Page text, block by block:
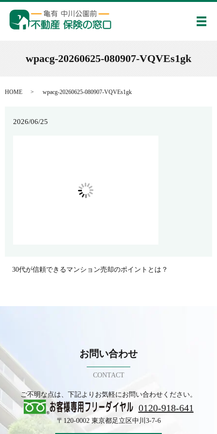
メ
wpacg-20260625-080907-VQVEs1gk
HOME wpacg-20260625-080907-VQVEs1gk
2026/06/25
30代が信頼できるマンション売却のポイントとは？
お問い合わせ
CONTACT
ご不明な点は、下記よりお気軽にお問い合わせください。
0120-918-641
〒120-0002 東京都足立区中川3-7-6